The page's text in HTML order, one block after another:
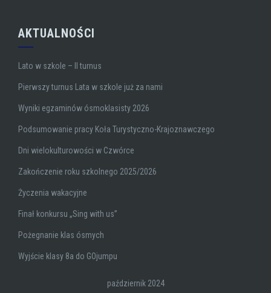
AKTUALNOŚCI
Lato w szkole – II turnus
Pierwszy turnus Lata w szkole już za nami
Wyniki egzaminów ósmoklasisty 2026
Podsumowanie pracy Koła Turystyczno-Krajoznawczego
Dni wielokulturowości w Czwórce
Zakończenie roku szkolnego 2025/2026
Życzenia wakacyjne
Finał konkursu „Sing with us”
Pożegnanie klas ósmych
Wyjście klasy 8a do GOjumpu
październik 2024